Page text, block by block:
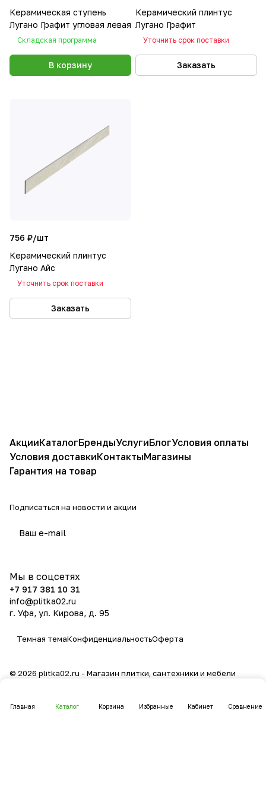
Керамическая ступень
Лугано Графит угловая левая
Складская программа
В корзину
Керамический плинтус
Лугано Графит
Уточнить срок поставки
Заказать
756 ₽/шт
Керамический плинтус
Лугано Айс
Уточнить срок поставки
Заказать
Главная Каталог Корзина Избранные Кабинет Сравнение
АкцииКаталогБрендыУслугиБлогУсловия оплаты
Условия доставкиКонтактыМагазины
Гарантия на товар
Подписаться на новости и акции
Мы в соцсетях
+7 917 381 10 31
info@plitka02.ru
г. Уфа, ул. Кирова, д. 95
Темная темаКонфиденциальностьОферта
© 2026 plitka02.ru - Магазин плитки, сантехники и мебели